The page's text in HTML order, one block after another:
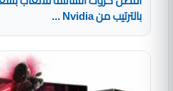
بالترتيب من Nvidia ...